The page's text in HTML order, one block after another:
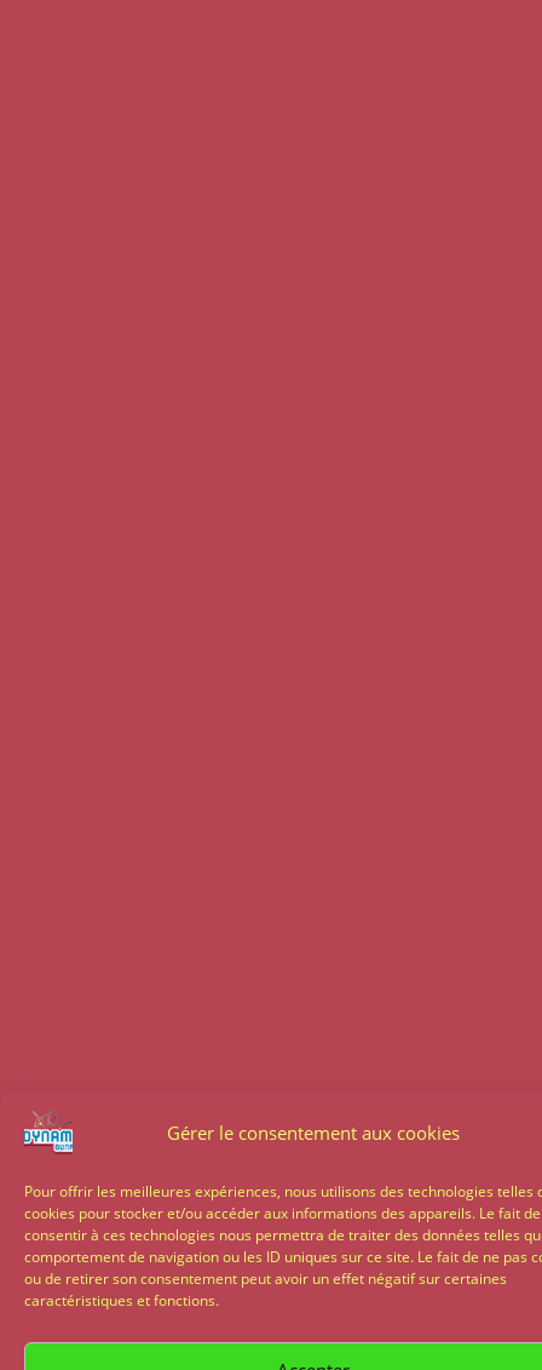
Gérer le consentement aux cookies
Pour offrir les meilleures expériences, nous utilisons des technologies telles
cookies pour stocker et/ou accéder aux informations des appareils. Le fait de
consentir à ces technologies nous permettra de traiter des données telles
comportement de navigation ou les ID uniques sur ce site. Le fait de ne pas
ou de retirer son consentement peut avoir un effet négatif sur certaines
caractéristiques et fonctions.